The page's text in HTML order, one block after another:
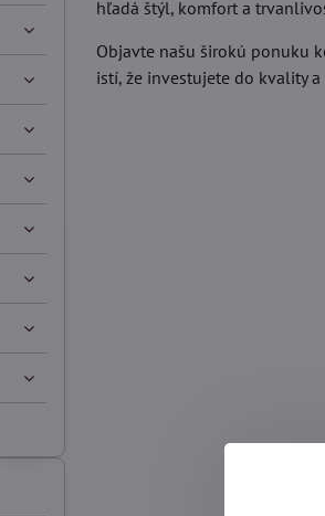
hľadá štýl, komfort a
Objavte našu širokú ponuku
istí, že investujete do kvality